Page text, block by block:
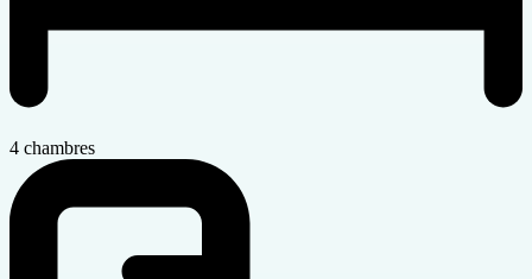
4 chambres